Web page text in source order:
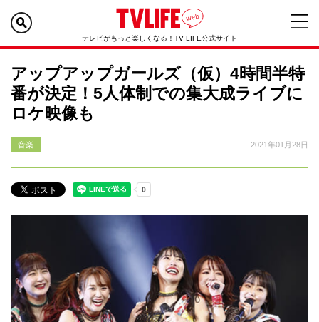
テレビがもっと楽しくなる！TV LIFE公式サイト
アップアップガールズ（仮）4時間半特
番が決定！5人体制での集大成ライブに
ロケ映像も
音楽 2021年01月28日